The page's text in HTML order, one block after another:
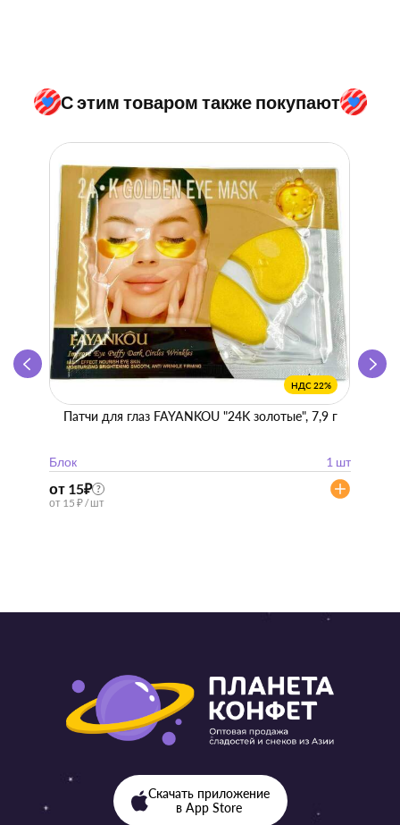
С этим товаром также покупают
НДС 22%
Патчи для глаз FAYANKOU "24K золотые", 7,9 г
Блок 1 шт
от 15₽ ?
от 15 ₽ / шт
Скачать приложение
в App Store